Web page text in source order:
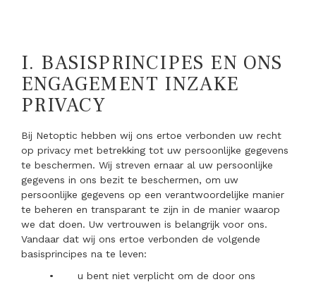
I. BASISPRINCIPES EN ONS
ENGAGEMENT INZAKE
PRIVACY
Bij Netoptic hebben wij ons ertoe verbonden uw recht
op privacy met betrekking tot uw persoonlijke gegevens
te beschermen. Wij streven ernaar al uw persoonlijke
gegevens in ons bezit te beschermen, om uw
persoonlijke gegevens op een verantwoordelijke manier
te beheren en transparant te zijn in de manier waarop
we dat doen. Uw vertrouwen is belangrijk voor ons.
Vandaar dat wij ons ertoe verbonden de volgende
basisprincipes na te leven:
•
u bent niet verplicht om de door ons